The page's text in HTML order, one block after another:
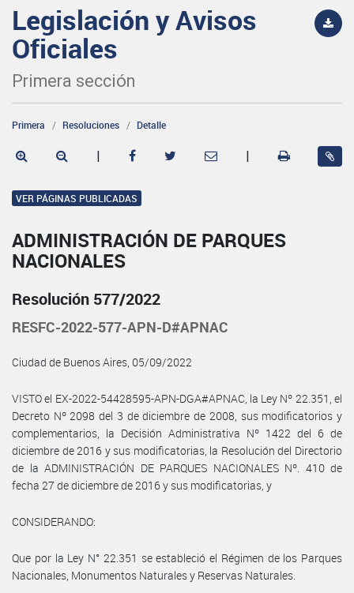
Legislación y Avisos
Oficiales
Primera sección
Primera Resoluciones Detalle
| |
VER PÁGINAS PUBLICADAS
ADMINISTRACIÓN DE PARQUES
NACIONALES
Resolución 577/2022
RESFC-2022-577-APN-D#APNAC
Ciudad de Buenos Aires, 05/09/2022
VISTO el EX-2022-54428595-APN-DGA#APNAC, la Ley Nº 22.351, el
Decreto Nº 2098 del 3 de diciembre de 2008, sus modificatorios y
complementarios, la Decisión Administrativa Nº 1422 del 6 de
diciembre de 2016 y sus modificatorias, la Resolución del Directorio
de la ADMINISTRACIÓN DE PARQUES NACIONALES Nº. 410 de
fecha 27 de diciembre de 2016 y sus modificatorias, y
CONSIDERANDO:
Que por la Ley N° 22.351 se estableció el Régimen de los Parques
Nacionales, Monumentos Naturales y Reservas Naturales.